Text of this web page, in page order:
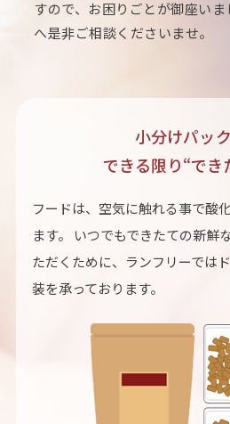
すので、お困りごとが御座い
へ是非ご相談くださいませ。
小分けパック
できる限り“でき
フードは、空気に触れる事で酸
ます。 いつでもできたての新鮮
ただくために、ランフリーでは
装を承っております。